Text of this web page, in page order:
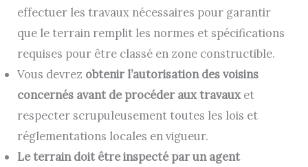
effectuer les travaux nécessaires pour garantir
que le terrain remplit les normes et spécifications
requises pour être classé en zone constructible.
Vous devrez obtenir l’autorisation des voisins
concernés avant de procéder aux travaux et
respecter scrupuleusement toutes les lois et
réglementations locales en vigueur.
Le terrain doit être inspecté par un agent